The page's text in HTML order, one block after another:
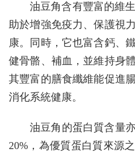
油豆角含有豐富的維
助於增強免疫力、保護視
康。同時，它也富含鈣、
健骨骼、補血，並維持身
其豐富的膳食纖維能促進
消化系統健康。
油豆角的蛋白質含量
20%，為優質蛋白質來源